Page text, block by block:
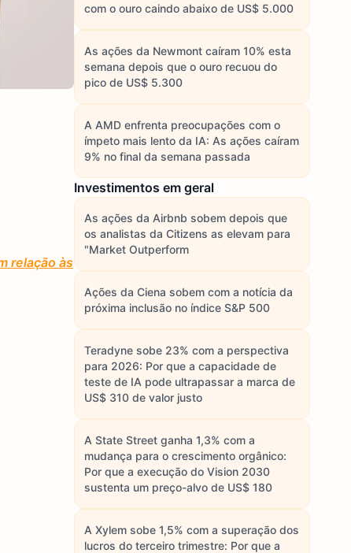
relação às
com o ouro caindo abaixo de US$ 5.000
As ações da Newmont caíram 10% esta
semana depois que o ouro recuou do
pico de US$ 5.300
A AMD enfrenta preocupações com o
ímpeto mais lento da IA: As ações caíram
9% no final da semana passada
Investimentos em geral
As ações da Airbnb sobem depois que
os analistas da Citizens as elevam para
"Market Outperform
Ações da Ciena sobem com a notícia da
próxima inclusão no índice S&P 500
Teradyne sobe 23% com a perspectiva
para 2026: Por que a capacidade de
teste de IA pode ultrapassar a marca de
US$ 310 de valor justo
A State Street ganha 1,3% com a
mudança para o crescimento orgânico:
Por que a execução do Vision 2030
sustenta um preço-alvo de US$ 180
A Xylem sobe 1,5% com a superação dos
lucros do terceiro trimestre: Por que a